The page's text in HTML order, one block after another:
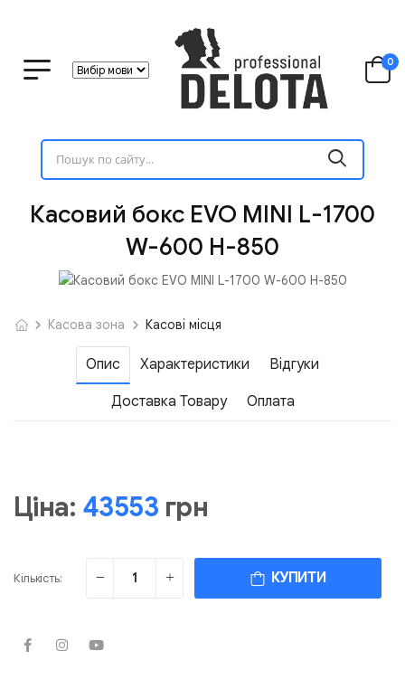
0
Касовий бокс EVO MINI L-1700
W-600 H-850
Касова зона Касові місця
Опис Характеристики Відгуки
Доставка Товару Оплата
Ціна: 43553 грн
Кількість: КУПИТИ